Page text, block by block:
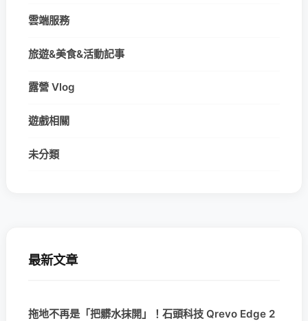
雲端服務
旅遊&美食&活動記事
露營 Vlog
遊戲相關
未分類
最新文章
拖地不再是「把髒水抹開」！石頭科技 Qrevo Edge 2